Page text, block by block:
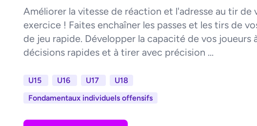
Améliorer la vitesse de réaction et l'adresse au tir de
exercice ! Faites enchaîner les passes et les tirs de
de jeu rapide. Développer la capacité de vos joueurs
décisions rapides et à tirer avec précision ...
U15 U16 U17
U18
Fondamentaux individuels offensifs